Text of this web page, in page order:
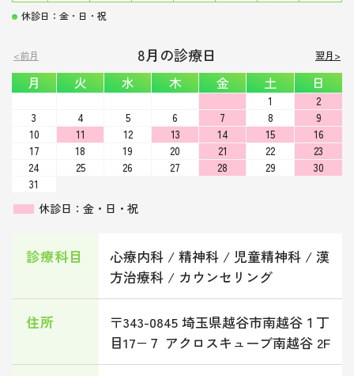
診療科目
心療内科 / 精神科 / 児童精神科 / 漢
方治療科 / カウンセリング
住所
〒343-0845 埼玉県越谷市南越谷１丁
目17−７ アクロスキューブ南越谷 2F
<前月 8月の診療日
月 火 水 木 金 土 日
1
2
3
4 5 6 7 8
9
10
11 12 13 14 15
16
17
18 19 20 21 22
23
24
25 26 27 28 29
30
31
休診日：金・日・祝
翌月>
休診日：金・日・祝